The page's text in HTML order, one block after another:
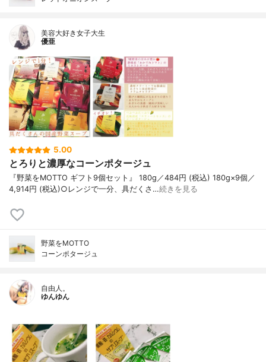
美容大好き女子大生
優亜
5.00
とろりと濃厚なコーンポタージュ
『野菜をMOTTO ギフト9個セット』 180g／484円 (税込) 180g×9個／
4,914円 (税込)○レンジで一分、具だくさ…続きを見る
野菜をMOTTO
コーンポタージュ
自由人。
ゆんゆん